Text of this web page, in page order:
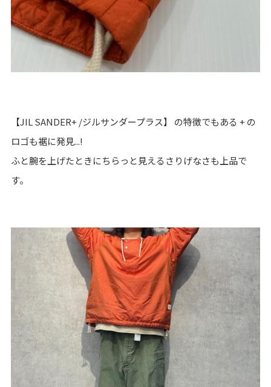
【JIL SANDER+ /ジルサンダープラス】 の特徴でもある + の
ロゴも裾に発見...!
ふと腕を上げたときにちらっと見えるさりげなさも上品で
す。